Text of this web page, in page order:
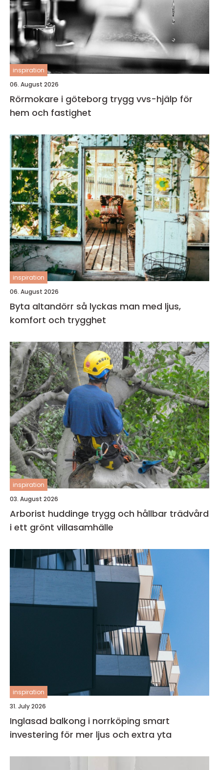
inspiration
06. August 2026
Rörmokare i göteborg trygg vvs-hjälp för
hem och fastighet
inspiration
06. August 2026
Byta altandörr så lyckas man med ljus,
komfort och trygghet
inspiration
03. August 2026
Arborist huddinge trygg och hållbar trädvård
i ett grönt villasamhälle
inspiration
31. July 2026
Inglasad balkong i norrköping smart
investering för mer ljus och extra yta